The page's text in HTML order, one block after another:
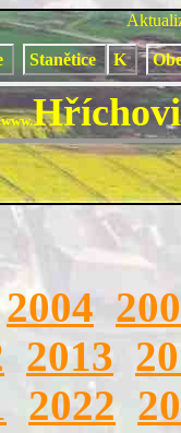
Stanětice K
www.
2004
2013
2022